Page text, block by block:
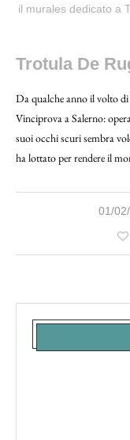
il murales dedicato a
Trotula De
Da qualche anno il volto
Vinciprova a Salerno:
suoi occhi scuri sembra
ha lottato per rendere il
01/